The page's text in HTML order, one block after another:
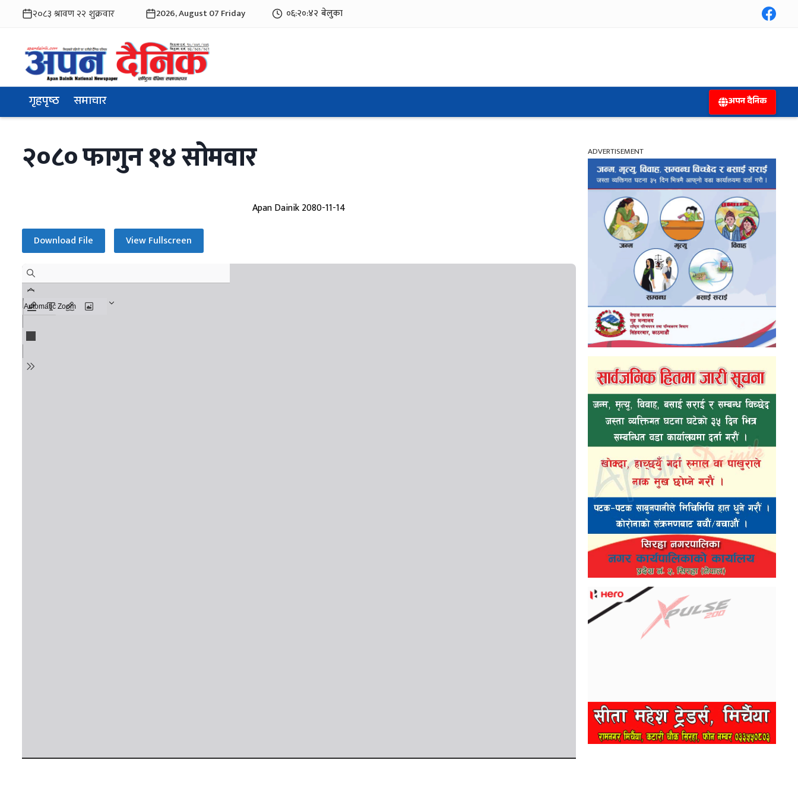
2026, August 07 Friday ०६:२०:४३ बेलुका
गृहपृष्ठ समाचार अपन दैनिक
२०८० फागुन १४ सोमवार
Apan Dainik 2080-11-14
Download File View Fullscreen
ADVERTISEMENT